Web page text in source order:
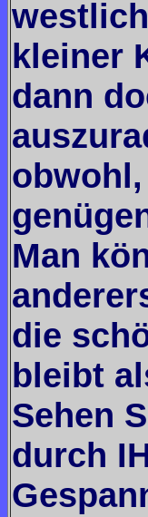
kleiner
dann
Man
die
bleibt
Sehen
durch